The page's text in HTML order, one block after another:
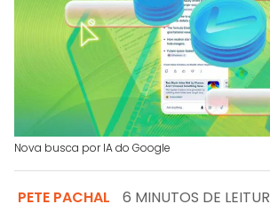
Nova busca por IA do Google
PETE PACHAL 6 MINUTOS DE